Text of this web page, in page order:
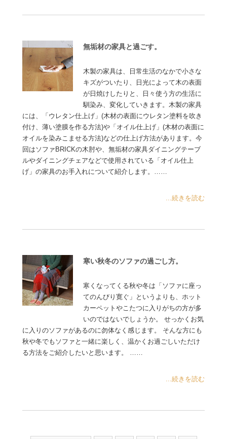
無垢材の家具と過ごす。
木製の家具は、日常生活のなかで小さな
キズがついたり、日光によって木の表面
が日焼けしたりと、日々使う方の生活に
馴染み、変化していきます。木製の家具
には、「ウレタン仕上げ」(木材の表面にウレタン塗料を吹き
付け、薄い塗膜を作る方法)や「オイル仕上げ」(木材の表面に
オイルを染みこませる方法)などの仕上げ方法があります。今
回はソファBRICKの木肘や、無垢材の家具ダイニングテーブ
ルやダイニングチェアなどで使用されている「オイル仕上
げ」の家具のお手入れについて紹介します。……
...続きを読む
寒い秋冬のソファの過ごし方。
寒くなってくる秋や冬は「ソファに座っ
てのんびり寛ぐ」というよりも、ホット
カーペットやこたつに入りがちの方が多
いのではないでしょうか。 せっかくお気
に入りのソファがあるのに勿体なく感じます。 そんな方にも
秋や冬でもソファと一緒に楽しく、温かくお過ごしいただけ
る方法をご紹介したいと思います。 ……
...続きを読む